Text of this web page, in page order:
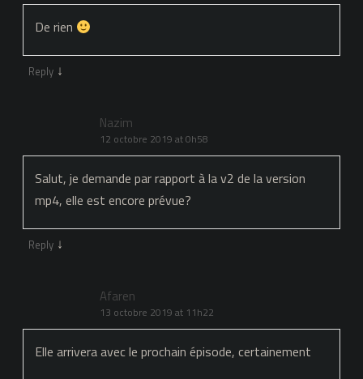
De rien
Reply ↓
Nazim
12 octobre 2019 at 0h58
Salut, je demande par rapport à la v2 de la version
mp4, elle est encore prévue?
Reply ↓
Afaren
13 octobre 2019 at 11h22
Elle arrivera avec le prochain épisode, certainement